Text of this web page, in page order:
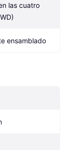
las cuatro
ensamblado